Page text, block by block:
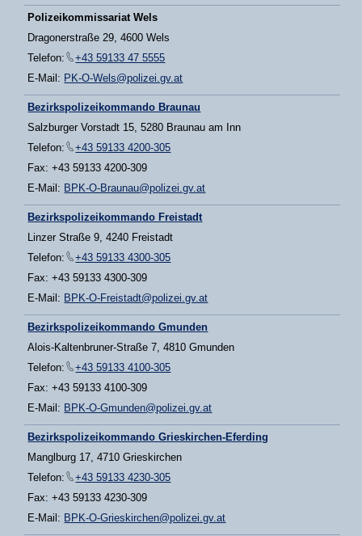
Polizeikommissariat Wels
Dragonerstraße 29, 4600 Wels
Telefon:
+43 59133 47 5555
E-Mail: PK-O-Wels@polizei.gv.at
Bezirkspolizeikommando Braunau
Salzburger Vorstadt 15, 5280 Braunau am Inn
Telefon:
+43 59133 4200-305
Fax: +43 59133 4200-309
E-Mail: BPK-O-Braunau@polizei.gv.at
Bezirkspolizeikommando Freistadt
Linzer Straße 9, 4240 Freistadt
Telefon:
+43 59133 4300-305
Fax: +43 59133 4300-309
E-Mail: BPK-O-Freistadt@polizei.gv.at
Bezirkspolizeikommando Gmunden
Alois-Kaltenbruner-Straße 7, 4810 Gmunden
Telefon:
+43 59133 4100-305
Fax: +43 59133 4100-309
E-Mail: BPK-O-Gmunden@polizei.gv.at
Bezirkspolizeikommando Grieskirchen-Eferding
Manglburg 17, 4710 Grieskirchen
Telefon:
+43 59133 4230-305
Fax: +43 59133 4230-309
E-Mail: BPK-O-Grieskirchen@polizei.gv.at